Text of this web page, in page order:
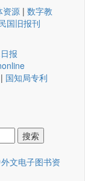
资源 | 数字教
国旧报刊
报
| 国知局专利
文电子图书资